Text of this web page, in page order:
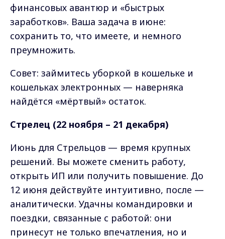
финансовых авантюр и «быстрых
заработков». Ваша задача в июне:
сохранить то, что имеете, и немного
преумножить.
Совет: займитесь уборкой в кошельке и
кошельках электронных — наверняка
найдётся «мёртвый» остаток.
Стрелец (22 ноября – 21 декабря)
Июнь для Стрельцов — время крупных
решений. Вы можете сменить работу,
открыть ИП или получить повышение. До
12 июня действуйте интуитивно, после —
аналитически. Удачны командировки и
поездки, связанные с работой: они
принесут не только впечатления, но и